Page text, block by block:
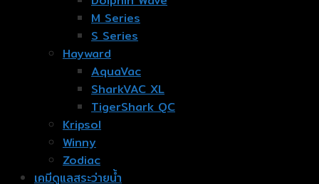
M Series
S Series
Hayward
AquaVac
SharkVAC XL
TigerShark QC
Kripsol
Winny
Zodiac
เคมีดูแลสระว่ายน้ำ